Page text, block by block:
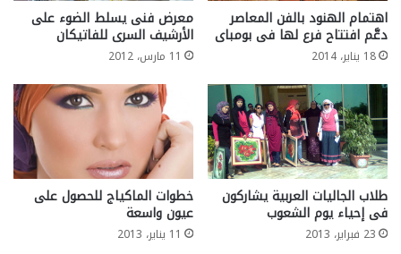
اهتمام الهنود بالفن المعاصر
دعَّم افتتاح فرع لها فى بومباى
18 يناير، 2014
معرض فنى يسلط الضوء على
الأرشيف السرى للفاتيكان
11 مارس، 2012
طلاب الجاليات العربية يشاركون
فى إحياء يوم الشعوب
23 فبراير، 2013
خطوات الماكياج للحصول على
عيون واسعة
11 يناير، 2013